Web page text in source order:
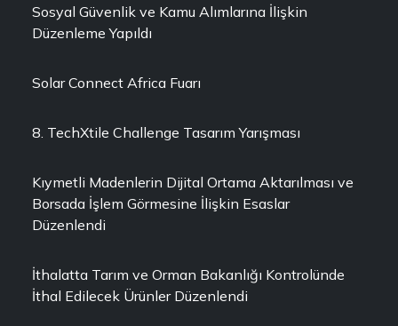
Sosyal Güvenlik ve Kamu Alımlarına İlişkin
Düzenleme Yapıldı
Solar Connect Africa Fuarı
8. TechXtile Challenge Tasarım Yarışması
Kıymetli Madenlerin Dijital Ortama Aktarılması ve
Borsada İşlem Görmesine İlişkin Esaslar
Düzenlendi
İthalatta Tarım ve Orman Bakanlığı Kontrolünde
İthal Edilecek Ürünler Düzenlendi